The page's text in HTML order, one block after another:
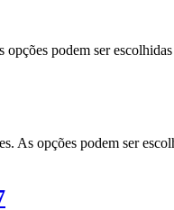
podem ser
As opções podem ser